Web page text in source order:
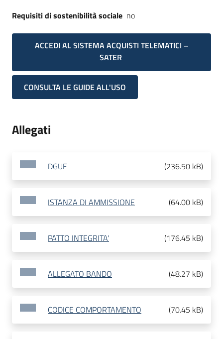
Requisiti di sostenibilità sociale no
ACCEDI AL SISTEMA ACQUISTI TELEMATICI –
SATER
CONSULTA LE GUIDE ALL'USO
Allegati
DGUE (236.50 kB)
ISTANZA DI AMMISSIONE (64.00 kB)
PATTO INTEGRITA' (176.45 kB)
ALLEGATO BANDO (48.27 kB)
CODICE COMPORTAMENTO (70.45 kB)